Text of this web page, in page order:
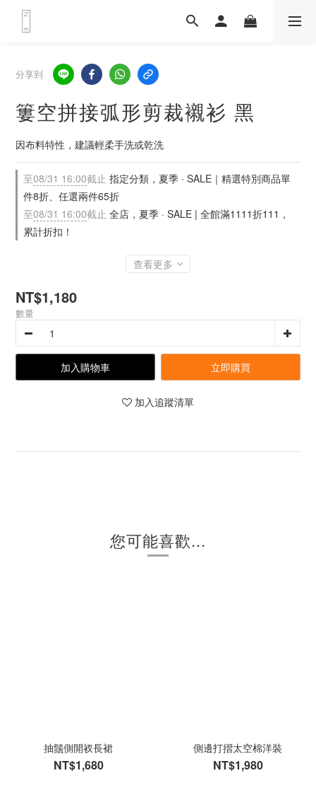
分享到
簍空拼接弧形剪裁襯衫 黑
因布料特性，建議輕柔手洗或乾洗
至08/31 16:00截止 指定分類，夏季 · SALE｜精選特別商品單
件8折、任選兩件65折
至08/31 16:00截止 全店，夏季 · SALE | 全館滿1111折111，
累計折扣！
查看更多
NT$1,180
數量
加入購物車 立即購買
加入追蹤清單
您可能喜歡...
抽鬚側開衩長裙
NT$1,680
側邊打摺太空棉洋裝
NT$1,980